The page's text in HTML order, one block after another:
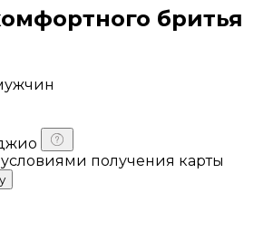
бритья
получения карты